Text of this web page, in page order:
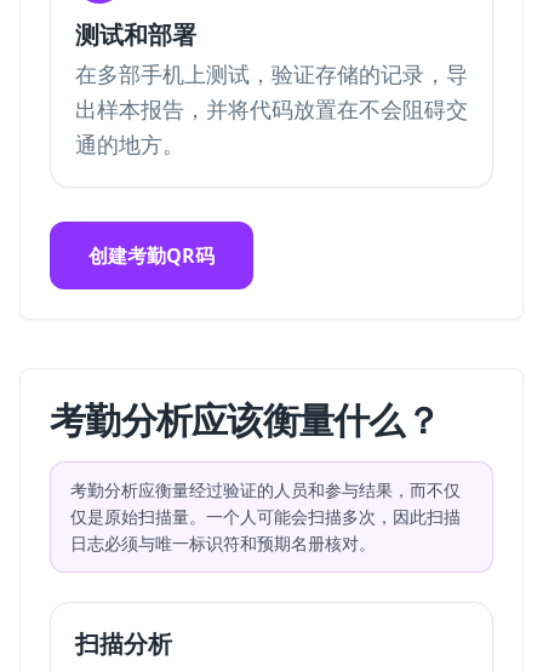
测试和部署
在多部手机上测试，验证存储的记录，导
出样本报告，并将代码放置在不会阻碍交
通的地方。
创建考勤QR码
考勤分析应该衡量什么？
考勤分析应衡量经过验证的人员和参与结果，而不仅
仅是原始扫描量。一个人可能会扫描多次，因此扫描
日志必须与唯一标识符和预期名册核对。
扫描分析